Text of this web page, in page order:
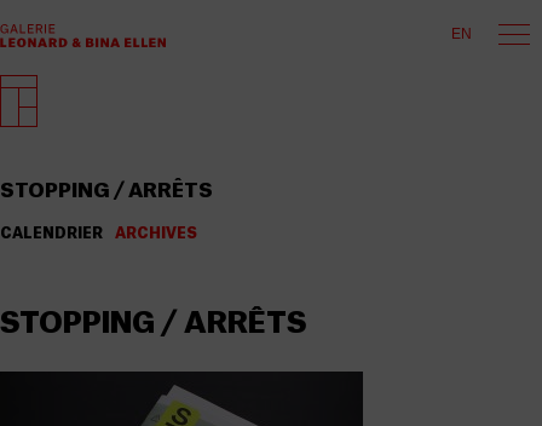
EN
STOPPING / ARRÊTS
CALENDRIER ARCHIVES
STOPPING / ARRÊTS